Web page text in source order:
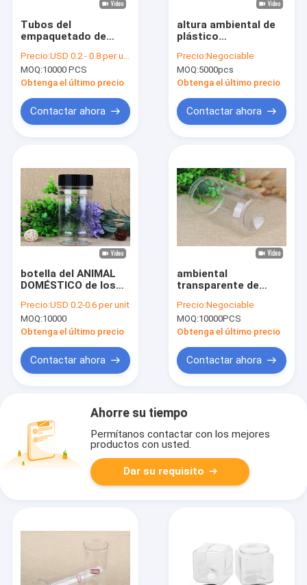
Tubos del
empaquetado de
transparente de
Aritight, tubo fácil
del ANIMAL
extremo abierto que
sopla
Precio:USD 0.2 - 0.8 per unit
MOQ:10000 PCS
Obtenga el último precio
Contactar ahora
altura ambiental de
plástico
375ml de los tubos
apretados 90m m del
empaquetado
Precio:Negociable
MOQ:5000pcs
Obtenga el último precio
Contactar ahora
botella del ANIMAL
DOMÉSTICO de los
empaquetado de
plástico
transparente de la
con el casquillo de la
seguridad
Precio:USD 0.2-0.6 per unit
MOQ:10000
Obtenga el último precio
Contactar ahora
ambiental
transparente de
transparente 1000ml
de los tubos grandes
del empaquetado
Precio:Negociable
MOQ:10000PCS
Obtenga el último precio
Contactar ahora
Ahorre su tiempo
Permítanos contactar con los mejores
productos con usted.
Dar su requisito